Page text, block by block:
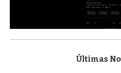
s
Últimas